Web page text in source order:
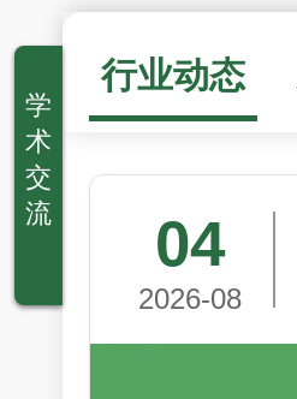
学
术
交
流
行业动态
04
2026-08